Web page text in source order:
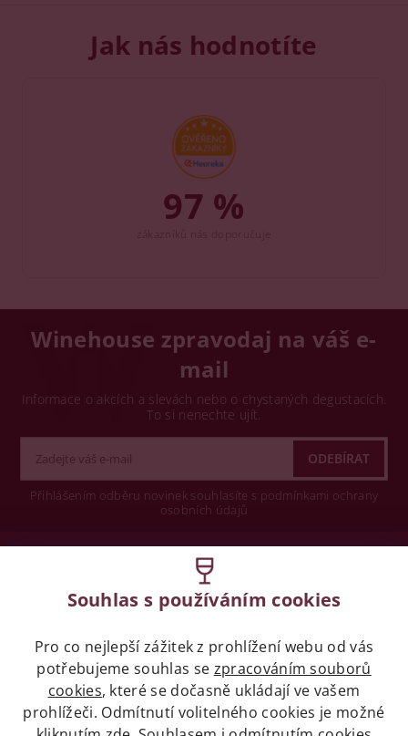
Jak nás hodnotíte
97 %
Winehouse zpravodaj na váš e-
mail
Informace o akcích a slevách nebo o chystaných degustacích.
To si nenechte ujít.
Přihlášením odběru novinek souhlasíte s podmínkami ochrany
osobních údajů
Legislativa
Zákaz prodeje alkoholických nápojů osobám
mladších 18 let.
Naše služby
Souhlas s používáním cookies
Pro co nejlepší zážitek z prohlížení webu od vás
potřebujeme souhlas se zpracováním souborů
cookies, které se dočasně ukládají ve vašem
prohlížeči. Odmítnutí volitelného cookies je možné